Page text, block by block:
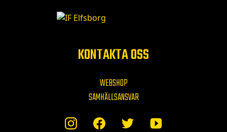
KONTAKTA OSS
WEBSHOP
SAMHÄLLSANSVAR